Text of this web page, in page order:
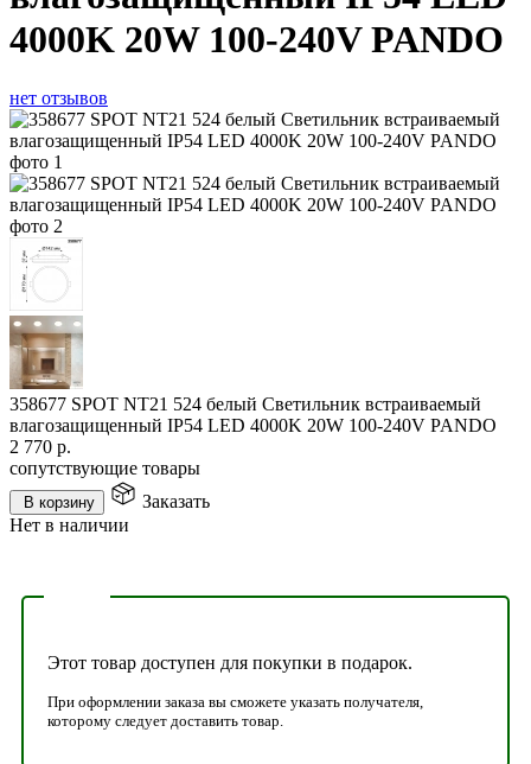
4000K 20W 100-240V PANDO
нет отзывов
358677 SPOT NT21 524 белый Светильник встраиваемый
влагозащищенный IP54 LED 4000K 20W 100-240V PANDO
2 770 р.
сопутствующие товары
В корзину
Заказать
Нет в наличии
Этот товар доступен для покупки в подарок.
При оформлении заказа вы сможете указать получателя,
которому следует доставить товар.